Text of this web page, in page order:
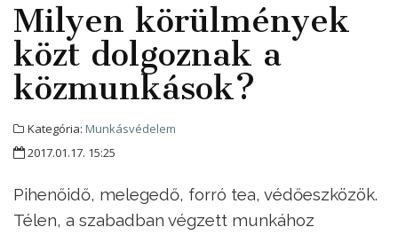
Milyen körülmények
közt dolgoznak a
közmunkások?
Kategória: Munkásvédelem
2017.01.17. 15:25
Pihenőidő, melegedő, forró tea, védőeszközök.
Télen, a szabadban végzett munkához